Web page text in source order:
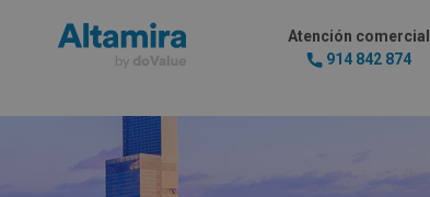
Atención comercial
914 842 874